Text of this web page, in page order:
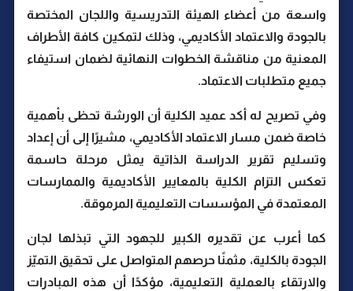
واسعة من أعضاء الهيئة التدريسية واللجان المختصة
بالجودة والاعتماد الأكاديمي، وذلك لتمكين كافة الأطراف
المعنية من مناقشة الخطوات النهائية لضمان استيفاء
جميع متطلبات الاعتماد.
وفي تصريح له أكد عميد الكلية أن الورشة تحظى بأهمية
خاصة ضمن مسار الاعتماد الأكاديمي، مشيرًا إلى أن إعداد
وتسليم تقرير الدراسة الذاتية يمثل مرحلة حاسمة
تعكس التزام الكلية بالمعايير الأكاديمية والممارسات
المعتمدة في المؤسسات التعليمية المرموقة.
كما أعرب عن تقديره الكبير للجهود التي تبذلها لجان
الجودة بالكلية، مثمنًا حرصهم المتواصل على تحقيق التميّز
والارتقاء بالعملية التعليمية، مؤكدًا أن هذه المبادرات